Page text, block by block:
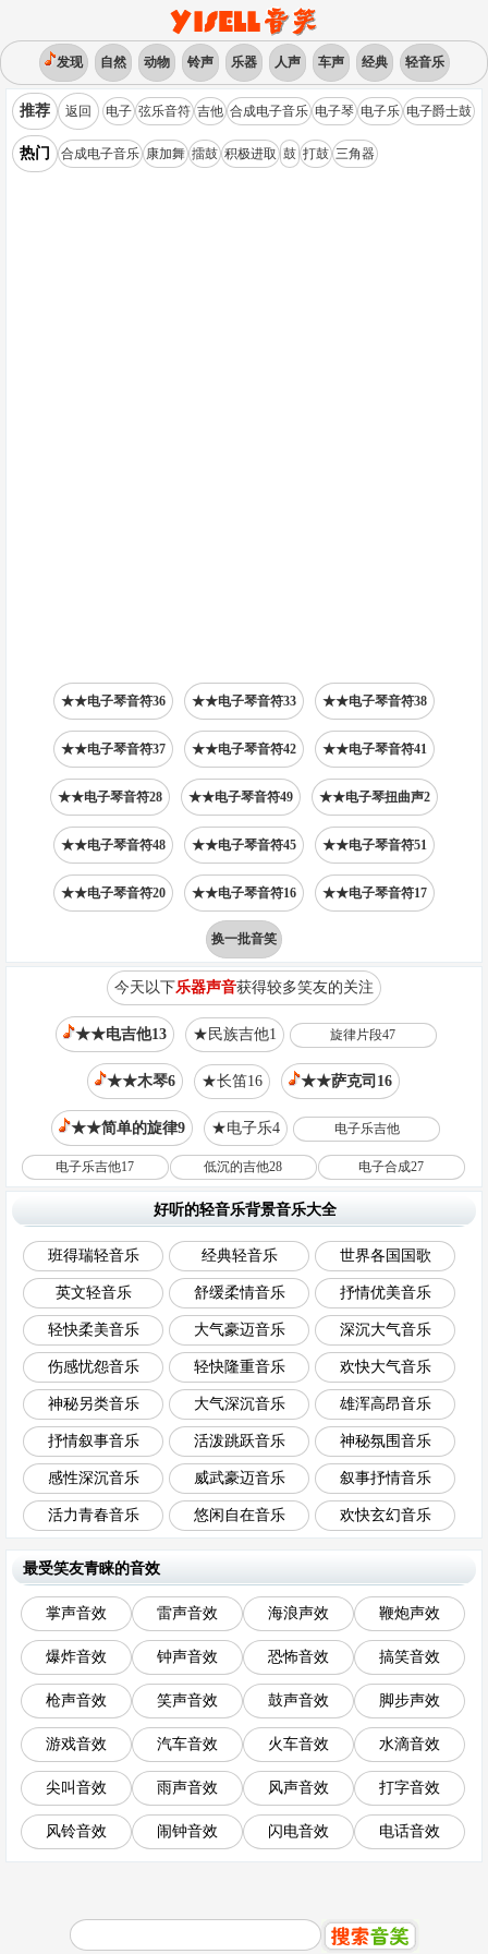
发现 自然 动物 铃声 乐器 人声 车声 经典 轻音乐
推荐 返回 电子 弦乐音符 吉他 合成电子音乐 电子琴 电子乐 电子爵士鼓
热门 合成电子音乐 康加舞 擂鼓 积极进取 鼓 打鼓 三角器
★★电子琴音符36 ★★电子琴音符33 ★★电子琴音符38
★★电子琴音符37 ★★电子琴音符42 ★★电子琴音符41
★★电子琴音符28 ★★电子琴音符49 ★★电子琴扭曲声2
★★电子琴音符48 ★★电子琴音符45 ★★电子琴音符51
★★电子琴音符20 ★★电子琴音符16 ★★电子琴音符17
换一批音笑
今天以下乐器声音获得较多笑友的关注
★★电吉他13 ★民族吉他1 旋律片段47
★★木琴6 ★长笛16 ★★萨克司16
★★简单的旋律9 ★电子乐4 电子乐吉他
电子乐吉他17 低沉的吉他28 电子合成27
好听的轻音乐背景音乐大全
班得瑞轻音乐 经典轻音乐 世界各国国歌
英文轻音乐 舒缓柔情音乐 抒情优美音乐
轻快柔美音乐 大气豪迈音乐 深沉大气音乐
伤感忧怨音乐 轻快隆重音乐 欢快大气音乐
神秘另类音乐 大气深沉音乐 雄浑高昂音乐
抒情叙事音乐 活泼跳跃音乐 神秘氛围音乐
感性深沉音乐 威武豪迈音乐 叙事抒情音乐
活力青春音乐 悠闲自在音乐 欢快玄幻音乐
最受笑友青睐的音效
掌声音效 雷声音效 海浪声效 鞭炮声效
爆炸音效 钟声音效 恐怖音效 搞笑音效
枪声音效 笑声音效 鼓声音效 脚步声效
游戏音效 汽车音效 火车音效 水滴音效
尖叫音效 雨声音效 风声音效 打字音效
风铃音效 闹钟音效 闪电音效 电话音效